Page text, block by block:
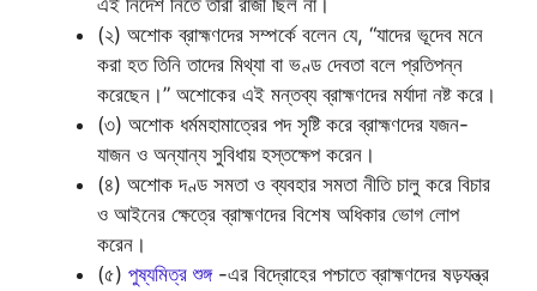
এই নির্দেশ নিতে তাঁরা রাজী ছিল না।
(২) অশোক ব্রাহ্মণদের সম্পর্কে বলেন যে, “যাদের ভূদেব মনে
করা হত তিনি তাদের মিথ্যা বা ভণ্ড দেবতা বলে প্রতিপন্ন
করেছেন।” অশোকের এই মন্তব্য ব্রাহ্মণদের মর্যাদা নষ্ট করে।
(৩) অশোক ধর্মমহামাত্রের পদ সৃষ্টি করে ব্রাহ্মণদের যজন-
যাজন ও অন্যান্য সুবিধায় হস্তক্ষেপ করেন।
(৪) অশোক দণ্ড সমতা ও ব্যবহার সমতা নীতি চালু করে বিচার
ও আইনের ক্ষেত্রে ব্রাহ্মণদের বিশেষ অধিকার ভোগ লোপ
করেন।
(৫) পুষ্যমিত্র শুঙ্গ-এর বিদ্রোহের পশ্চাতে ব্রাহ্মণদের ষড়যন্ত্র